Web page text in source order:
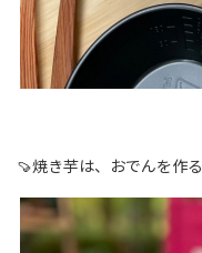
🍠焼き芋は、おでんを作